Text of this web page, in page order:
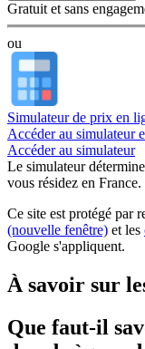
Gratuit et sans
ou
Simulateur de prix en
Accéder au simulateur
Accéder au simulateur
Le simulateur
vous résidez en France.
Ce site est protégé par
(nouvelle fenêtre) et les
Google s'appliquent.
À savoir sur
Que faut-il